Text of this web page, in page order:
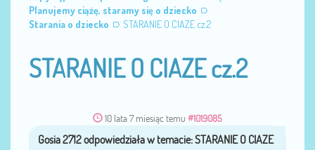
Planujemy ciążę, staramy się o dziecko
Starania o dziecko
STARANIE O CIAZE cz.2
STARANIE O CIAZE cz.2
10 lata 7 miesiąc temu #1019085
przezGosia 2712